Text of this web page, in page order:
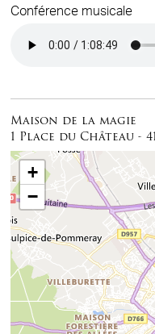
Conférence musicale
Maison de la magie
1 Place du Château -
+
−